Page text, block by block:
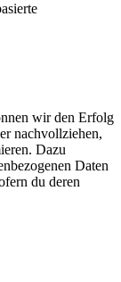
wir den Erfolg
nachvollziehen,
Dazu
Daten
du deren